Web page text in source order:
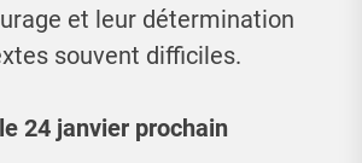
et leur détermination
souvent difficiles.
24 janvier prochain